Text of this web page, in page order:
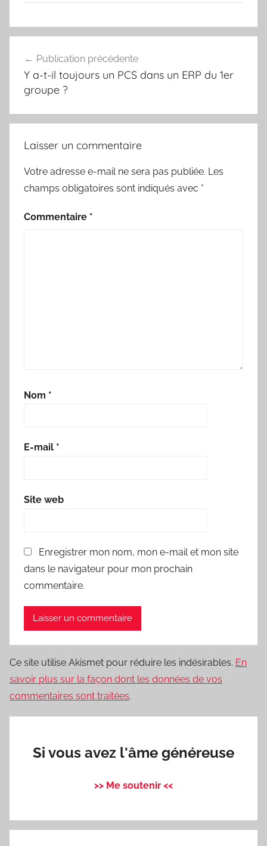
de
l’article
Publication précédente
Y a-t-il toujours un PCS dans un ERP du 1er
groupe ?
Laisser un commentaire
Votre adresse e-mail ne sera pas publiée. Les
champs obligatoires sont indiqués avec *
Commentaire *
Nom *
E-mail *
Site web
Enregistrer mon nom, mon e-mail et mon site
dans le navigateur pour mon prochain
commentaire.
Ce site utilise Akismet pour réduire les indésirables. En
savoir plus sur la façon dont les données de vos
commentaires sont traitées.
Si vous avez l'âme généreuse
>> Me soutenir <<